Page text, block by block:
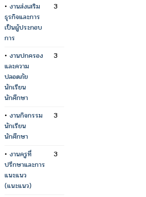
• งานส่งเสริม
ธุรกิจและการ
เป็นผู้ประกอบ
การ
3
• งานปกครอง
และความ
ปลอดภัย
นักเรียน
นักศึกษา
3
• งานกิจกรรม
นักเรียน
นักศึกษา
3
• งานครูที่
ปรึกษาและการ
แนะแนว
(แนะแนว)
3